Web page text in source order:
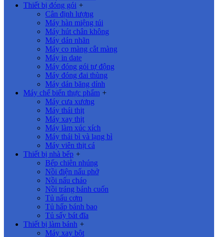
Thiết bị đóng gói +
Cân định lượng
Máy hàn miệng túi
Máy hút chân không
Máy dán nhãn
Máy co màng cắt màng
Máy in date
Máy đóng gói tự động
Máy đóng đai thùng
Máy dán băng dính
Máy chế biến thực phẩm +
Máy cưa xương
Máy thái thịt
Máy xay thịt
Máy làm xúc xích
Máy thái bì và lạng bì
Máy viên thịt cá
Thiết bị nhà bếp +
Bếp chiên nhúng
Nồi điện nấu phở
Nồi nấu cháo
Nồi tráng bánh cuốn
Tủ nấu cơm
Tủ hấp bánh bao
Tủ sấy bát đĩa
Thiết bị làm bánh +
Máy xay bột